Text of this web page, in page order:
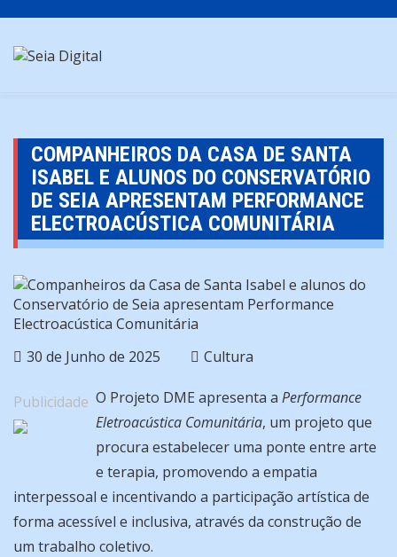
content
COMPANHEIROS DA CASA DE SANTA
ISABEL E ALUNOS DO CONSERVATÓRIO
DE SEIA APRESENTAM PERFORMANCE
ELECTROACÚSTICA COMUNITÁRIA
30 de Junho de 2025 Cultura
Publicidade O Projeto DME apresenta a Performance
Eletroacústica Comunitária, um projeto que
procura estabelecer uma ponte entre arte
e terapia, promovendo a empatia
interpessoal e incentivando a participação artística de
forma acessível e inclusiva, através da construção de
um trabalho coletivo.